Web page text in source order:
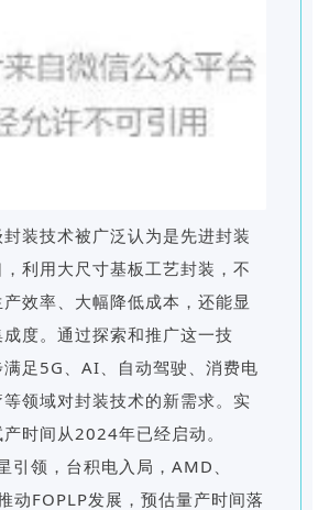
装技术被广泛认为是先进封装
利用大尺寸基板工艺封装，不
效率、大幅降低成本，还能显
度。通过探索和推广这一技
足5G、AI、自动驾驶、消费电
领域对封装技术的新需求。实
时间从2024年已经启动。
引领，台积电入局，AMD、
动FOPLP发展，预估量产时间落